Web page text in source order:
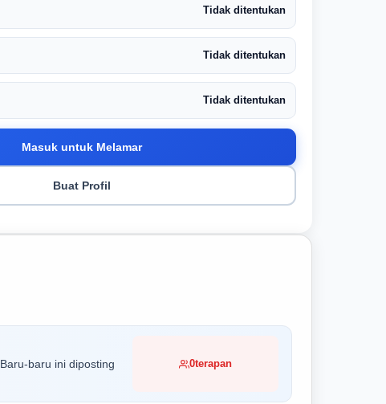
Baru-baru ini diposting 0terapan
Tidak ditentukan
Tidak ditentukan
Tidak ditentukan
Masuk untuk Melamar
Buat Profil